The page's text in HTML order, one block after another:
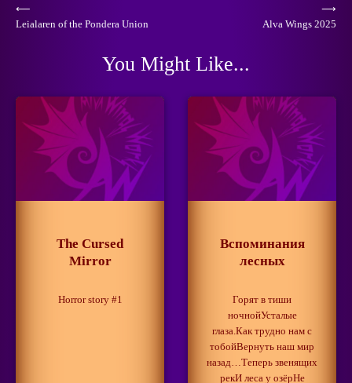
Post
navigation
⟵
Leialaren of the Pondera Union
Alva Wings 2025
⟶
You Might Like...
The Cursed
Mirror
Horror story #1
Вспоминания
лесных
Горят в тиши
ночнойУсталые
глаза.Как трудно нам с
тобойВернуть наш мир
назад…Теперь звенящих
рекИ леса у озёрНе